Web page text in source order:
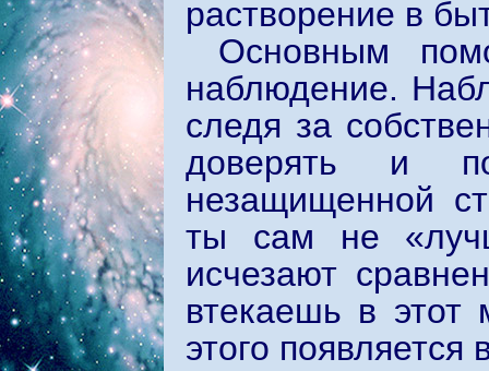
растворение в
Основным
наблюдение.
следя за
доверять и
незащищенной
ты сам не
исчезают
втекаешь в этот
этого